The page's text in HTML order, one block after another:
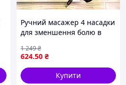
Ручний масажер 4 насадки
для зменшення болю в
м'язовий масажний mnbvc
624.50 ₴
1 249₴
Купити